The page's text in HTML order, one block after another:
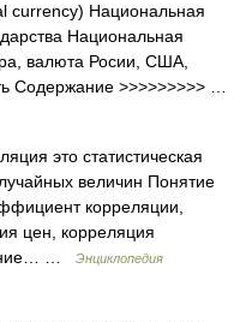
currency) Национальная
Национальная
валюта Росии, США,
Содержание >>>>>>>>> …
это статистическая
величин Понятие
корреляции,
цен, корреляция
…
Энциклопедия